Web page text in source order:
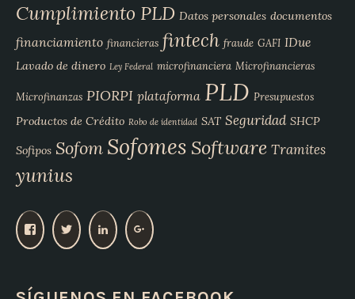
Cumplimiento PLD Datos personales documentos
financiamiento financieras fintech fraude GAFI IDue
Lavado de dinero Ley Federal microfinanciera Microfinancieras
Microfinanzas PIORPI plataforma PLD Presupuestos
Productos de Crédito Robo de identidad SAT Seguridad SHCP
Sofipos Sofom Sofomes Software Tramites
yunius
V
p
V
V
V